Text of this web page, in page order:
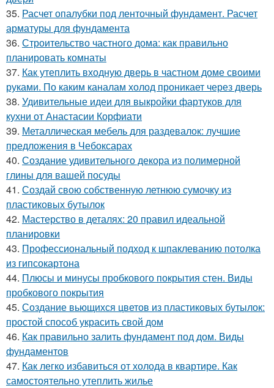
35. Расчет опалубки под ленточный фундамент. Расчет
арматуры для фундамента
36. Строительство частного дома: как правильно
планировать комнаты
37. Как утеплить входную дверь в частном доме своими
руками. По каким каналам холод проникает через дверь
38. Удивительные идеи для выкройки фартуков для
кухни от Анастасии Корфиати
39. Металлическая мебель для раздевалок: лучшие
предложения в Чебоксарах
40. Создание удивительного декора из полимерной
глины для вашей посуды
41. Создай свою собственную летнюю сумочку из
пластиковых бутылок
42. Мастерство в деталях: 20 правил идеальной
планировки
43. Профессиональный подход к шпаклеванию потолка
из гипсокартона
44. Плюсы и минусы пробкового покрытия стен. Виды
пробкового покрытия
45. Создание вьющихся цветов из пластиковых бутылок:
простой способ украсить свой дом
46. Как правильно залить фундамент под дом. Виды
фундаментов
47. Как легко избавиться от холода в квартире. Как
самостоятельно утеплить жилье